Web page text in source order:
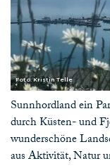
Foto: Kristin Telle
Sunnhordland ein
durch Küsten- und
wunderschöne
aus Aktivität, Natur